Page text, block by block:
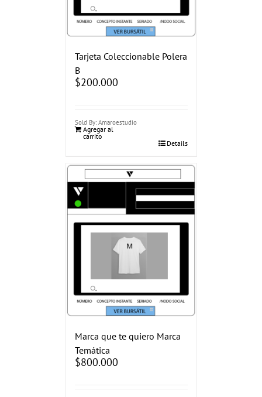
Tarjeta Coleccionable Polera
B
$200.000
Sold By: Amaroestudio
Agregar al
carrito
Details
Marca que te quiero Marca
Temática
$800.000